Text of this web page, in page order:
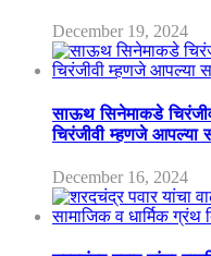
December 19, 2024
साऊथ सिनेमाकडे
चिरंजीवी म्हणजे आपल्या
December 16, 2024